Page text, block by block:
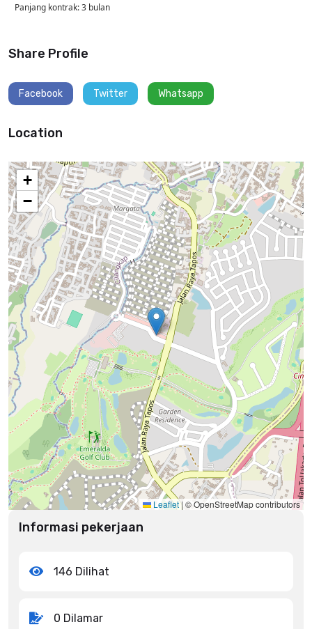
Panjang kontrak: 3 bulan
Share Profile
Facebook Twitter Whatsapp
Location
+
−
Leaflet| © OpenStreetMap contributors
Informasi pekerjaan
146 Dilihat
0 Dilamar